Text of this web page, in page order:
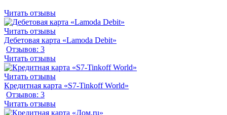
Читать отзывы
Читать отзывы
Дебетовая карта «Lamoda Debit»
Отзывов: 3
Читать отзывы
Читать отзывы
Кредитная карта «S7-Tinkoff World»
Отзывов: 3
Читать отзывы